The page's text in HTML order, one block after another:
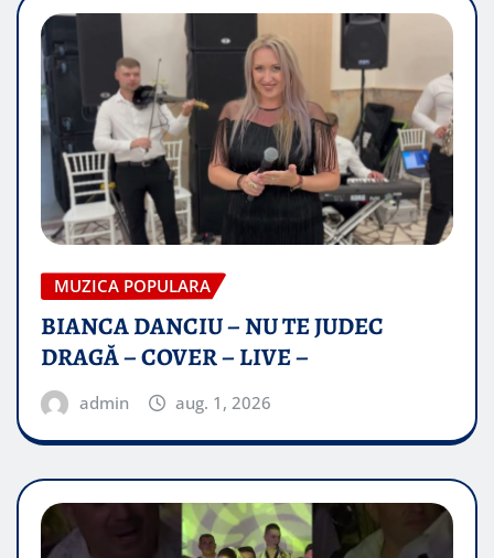
MUZICA POPULARA
BIANCA DANCIU – NU TE JUDEC
DRAGĂ – COVER – LIVE –
admin aug. 1, 2026